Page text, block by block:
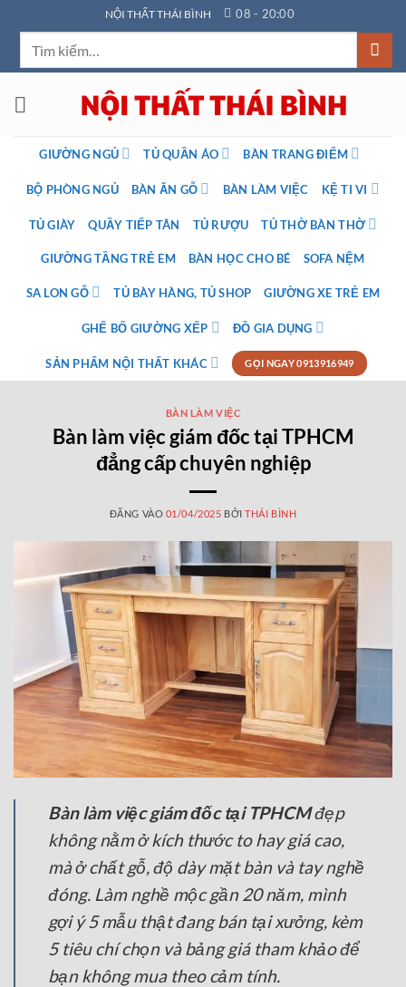
qua
dung
NỘI THẤT THÁI BÌNH 08 - 20:00
GIƯỜNG NGỦ TỦ QUẦN ÁO BÀN TRANG ĐIỂM
BỘ PHÒNG NGỦ BÀN ĂN GỖ BÀN LÀM VIỆC KỆ TI VI
TỦ GIÀY QUẦY TIẾP TÂN TỦ RƯỢU TỦ THỜ BÀN THỜ
GIƯỜNG TẦNG TRẺ EM BÀN HỌC CHO BÉ SOFA NỆM
SA LON GỖ TỦ BÀY HÀNG, TỦ SHOP GIƯỜNG XE TRẺ EM
GHẾ BỐ GIƯỜNG XẾP ĐỒ GIA DỤNG
SẢN PHẨM NỘI THẤT KHÁC GỌI NGAY 0913916949
BÀN LÀM VIỆC
Bàn làm việc giám đốc tại TPHCM
đẳng cấp chuyên nghiệp
ĐĂNG VÀO 01/04/2025 BỞITHÁI BÌNH
Bàn làm việc giám đốc tại TPHCMđẹp
không nằm ở kích thước to hay giá cao,
mà ở chất gỗ, độ dày mặt bàn và tay nghề
đóng. Làm nghề mộc gần 20 năm, mình
gợi ý 5 mẫu thật đang bán tại xưởng, kèm
5 tiêu chí chọn và bảng giá tham khảo để
bạn không mua theo cảm tính.